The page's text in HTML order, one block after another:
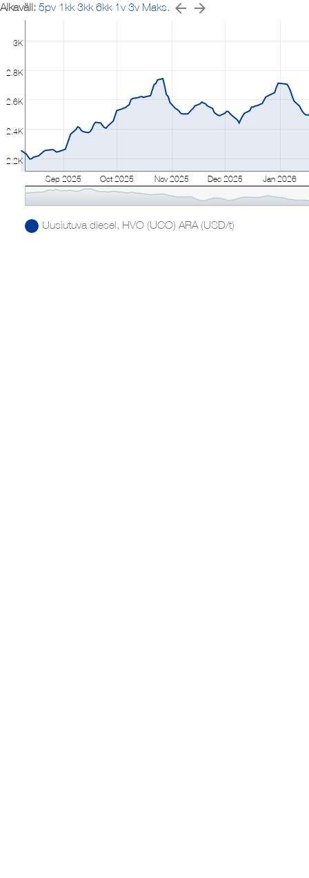
Aikaväli: 5pv 1kk 3kk 6kk 1v 3v Maks.
2.2K
2.4K
2.6K
2.8K
3K
Sep 2025 Oct 2025 Nov 2025 Dec 2025 Jan 2026
Uusiutuva diesel, HVO (UCO) ARA (USD/t)